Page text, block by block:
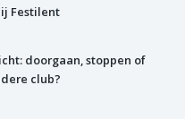
Festilent
doorgaan, stoppen of
club?